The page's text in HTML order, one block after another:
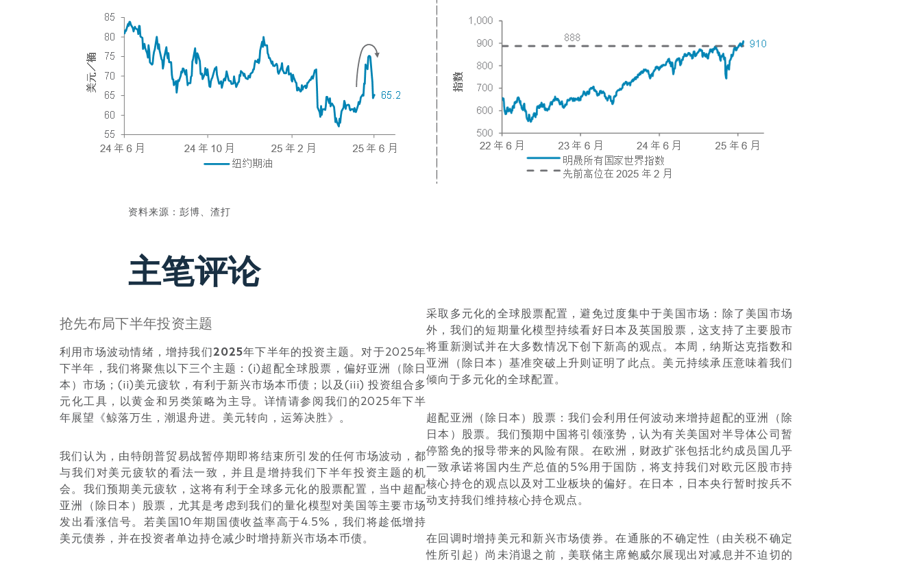
资料来源：彭博、渣打
主笔评论
抢先布局下半年投资主题
利用市场波动情绪，增持我们2025年下半年的投资主题。对于2025年
下半年，我们将聚焦以下三个主题：(i)超配全球股票，偏好亚洲（除日
本）市场；(ii)美元疲软，有利于新兴市场本币债；以及(iii) 投资组合多
元化工具，以黄金和另类策略为主导。详情请参阅我们的2025年下半
年展望《鲸落万生，潮退舟进。美元转向，运筹决胜》。
我们认为，由特朗普贸易战暂停期即将结束所引发的任何市场波动，都
与我们对美元疲软的看法一致，并且是增持我们下半年投资主题的机
会。我们预期美元疲软，这将有利于全球多元化的股票配置，当中超配
亚洲（除日本）股票，尤其是考虑到我们的量化模型对美国等主要市场
发出看涨信号。若美国10年期国债收益率高于4.5%，我们将趁低增持
美元债券，并在投资者单边持仓减少时增持新兴市场本币债。
采取多元化的全球股票配置，避免过度集中于美国市场： 除了美国市场
外，我们的短期量化模型持续看好日本及英国股票，这支持了主要股市
将重新测试并在大多数情况下创下新高的观点。本周，纳斯达克指数和
亚洲（除日本）基准突破上升则证明了此点。美元持续承压意味着我们
倾向于多元化的全球配置。
超配亚洲（除日本）股票：我们会利用任何波动来增持超配的亚洲（除
日本）股票。我们预期 中国将引领涨势 ，认为有关美国对半导体公司暂
停豁免的报导带来的风险有限。在欧洲 ， 财政扩张包括北约成员国几乎
一致承诺将国内生产总值的5%用于国防，将支持我们对欧元区股市持
核心持仓的观点以及对工业板块的偏好。在日本，日本央行暂时按兵不
动支持我们维持核心持仓观点。
在回调时增持美元和新兴市场债券。在通胀的不确定性（由关税不确定
性所引起）尚未消退之前，美联储主席鲍威尔展现出对减息并不迫切的